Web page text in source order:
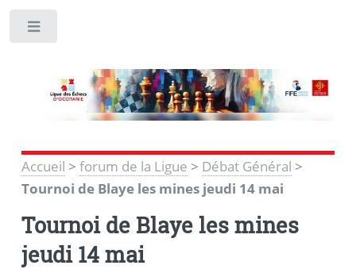
Accueil > forum de la Ligue > Débat Général >
Tournoi de Blaye les mines jeudi 14 mai
Tournoi de Blaye les mines
jeudi 14 mai